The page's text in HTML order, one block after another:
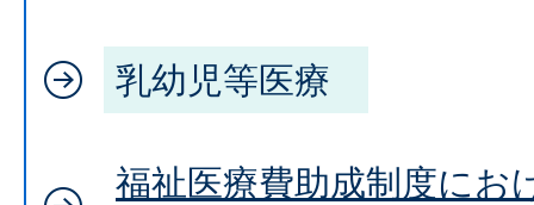
乳幼児等医療
福祉医療費助成制度にお